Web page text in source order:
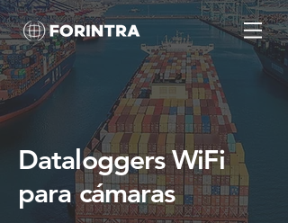
Dataloggers WiFi
para cámaras